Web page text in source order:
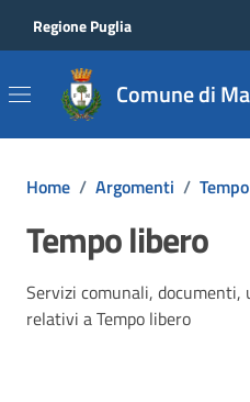
Regione Puglia
Comune di
Home / Argomenti /
Tempo libero
Dettagli
Servizi comunali,
relativi a Tempo libero